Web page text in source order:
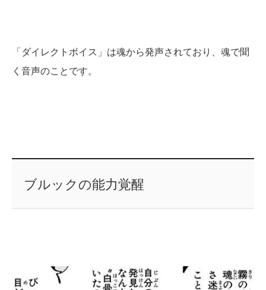
「ダイレクトボイス」は魂から発声されており、魂で聞
く音声のことです。
ブルックの能力覚醒